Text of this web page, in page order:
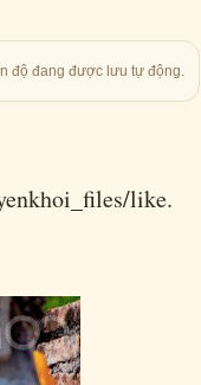
độ đang được lưu tự động.
like.